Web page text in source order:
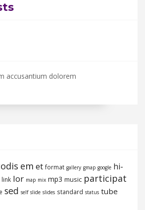
accusantium dolorem
em et format gallery gmap google hi-
link lor map mix mp3 music participat
sed self slide slides standard status tube